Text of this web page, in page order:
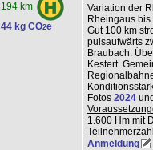
194 km
44 kg CO2e
Variation der
Rheingaus
Gut 100 km
pulsaufwärts
Braubach.
Kestert.
Fotos 2024
1.600 Hm mit
Anmeldung